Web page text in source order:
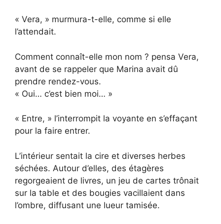
« Vera, » murmura-t-elle, comme si elle
l’attendait.
Comment connaît-elle mon nom ? pensa Vera,
avant de se rappeler que Marina avait dû
prendre rendez-vous.
« Oui… c’est bien moi… »
« Entre, » l’interrompit la voyante en s’effaçant
pour la faire entrer.
L’intérieur sentait la cire et diverses herbes
séchées. Autour d’elles, des étagères
regorgeaient de livres, un jeu de cartes trônait
sur la table et des bougies vacillaient dans
l’ombre, diffusant une lueur tamisée.